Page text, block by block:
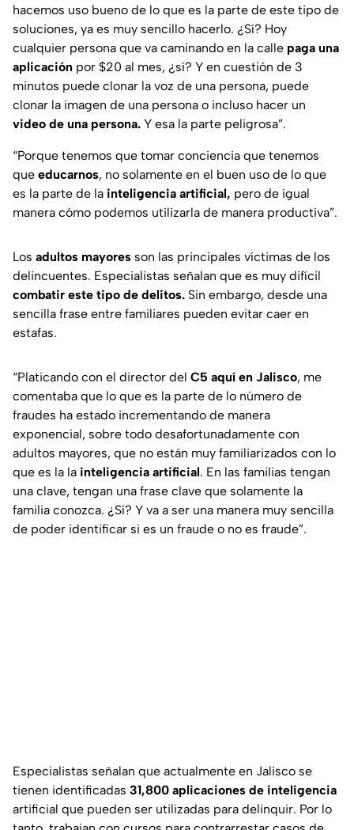
hacemos uso bueno de lo que es la parte de este tipo de
soluciones, ya es muy sencillo hacerlo. ¿Sí? Hoy
cualquier persona que va caminando en la calle paga una
aplicación por $20 al mes, ¿sí? Y en cuestión de 3
minutos puede clonar la voz de una persona, puede
clonar la imagen de una persona o incluso hacer un
video de una persona. Y esa la parte peligrosa”.
“Porque tenemos que tomar conciencia que tenemos
que educarnos, no solamente en el buen uso de lo que
es la parte de la inteligencia artificial, pero de igual
manera cómo podemos utilizarla de manera productiva”.
Los adultos mayores son las principales víctimas de los
delincuentes. Especialistas señalan que es muy difícil
combatir este tipo de delitos. Sin embargo, desde una
sencilla frase entre familiares pueden evitar caer en
estafas.
“Platicando con el director del C5 aquí en Jalisco, me
comentaba que lo que es la parte de lo número de
fraudes ha estado incrementando de manera
exponencial, sobre todo desafortunadamente con
adultos mayores, que no están muy familiarizados con lo
que es la la inteligencia artificial. En las familias tengan
una clave, tengan una frase clave que solamente la
familia conozca. ¿Sí? Y va a ser una manera muy sencilla
de poder identificar si es un fraude o no es fraude”.
Especialistas señalan que actualmente en Jalisco se
tienen identificadas 31,800 aplicaciones de inteligencia
artificial que pueden ser utilizadas para delinquir. Por lo